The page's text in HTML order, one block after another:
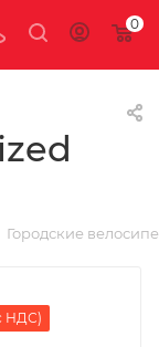
0
Городские
НДС)